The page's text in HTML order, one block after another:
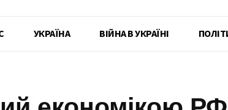
УКРАЇНА ВІЙНА В УКРАЇНІ